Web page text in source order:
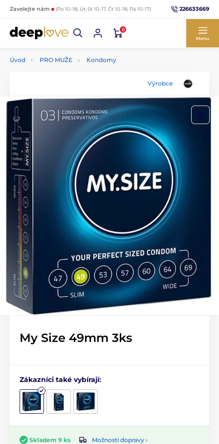
Zavolejte nám (Po 10-18, Út-St 10-17, Čt 10-18, Pá 10-17) 226633669
0
Menu
Úvod PRO MUŽE Kondomy
Výrobce
My Size 49mm 3ks
Zákazníci také vybírají:
Skladem 9 ks
Možnosti dopravy ›